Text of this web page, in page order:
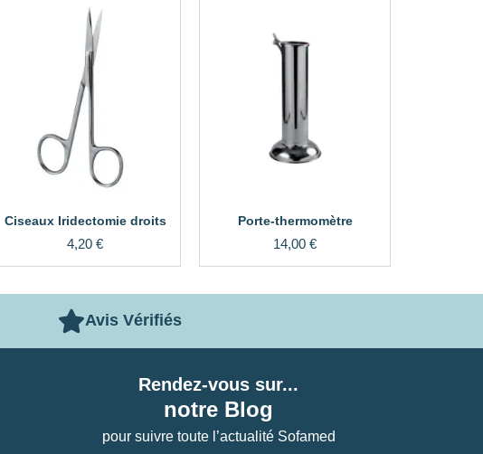
Ciseaux Iridectomie droits
4,20 €
Porte-thermomètre
14,00 €
Avis Vérifiés
Rendez-vous sur...
notre Blog
pour suivre toute l’actualité Sofamed